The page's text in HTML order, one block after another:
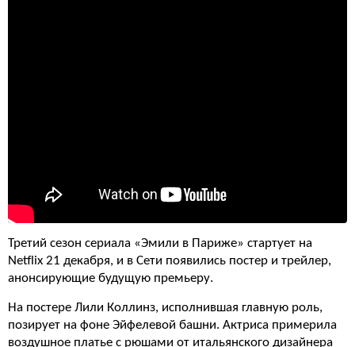
Третий сезон сериала «Эмили в Париже» стартует на
Netflix 21 декабря, и в Сети появились постер и трейлер,
анонсирующие будущую премьеру.
На постере Лили Коллинз, исполнившая главную роль,
позирует на фоне Эйфелевой башни. Актриса примерила
воздушное платье с рюшами от итальянского дизайнера